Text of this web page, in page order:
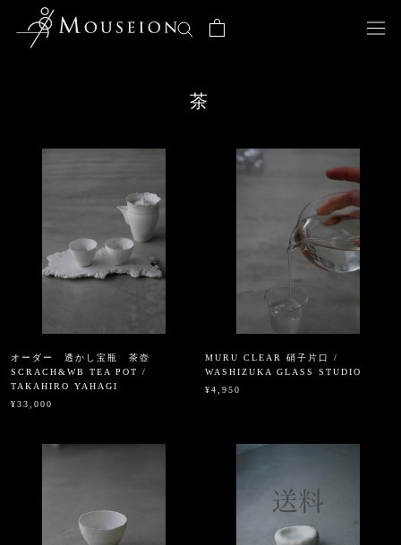
茶
オーダー 透かし宝瓶 茶壺
SCRACH&WB TEA POT /
TAKAHIRO YAHAGI
¥33,000
MURU CLEAR 硝子片口 /
WASHIZUKA GLASS STUDIO
¥4,950